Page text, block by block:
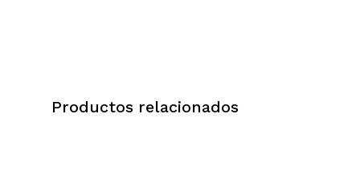
Productos relacionados